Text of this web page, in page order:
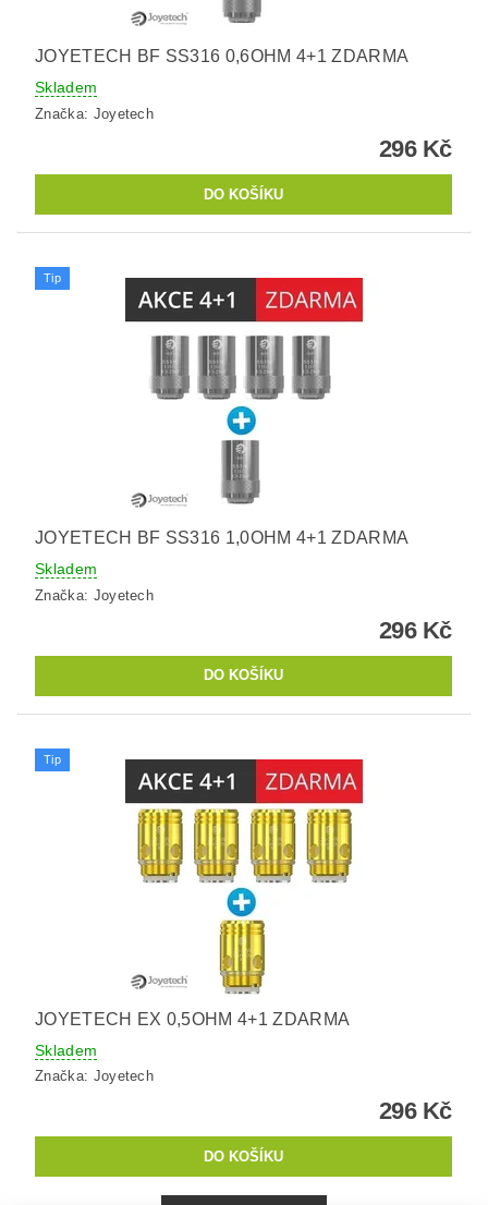
JOYETECH BF SS316 0,6OHM 4+1 ZDARMA
Skladem
Značka: Joyetech
296 Kč
Tip
JOYETECH BF SS316 1,0OHM 4+1 ZDARMA
Skladem
Značka: Joyetech
296 Kč
Tip
JOYETECH EX 0,5OHM 4+1 ZDARMA
Skladem
Značka: Joyetech
296 Kč